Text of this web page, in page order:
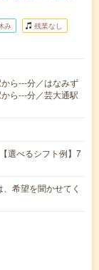
み 残業なし
ら---分／はなみず
ら---分／芸大通駅
選べるシフト例】7
希望を聞かせてく